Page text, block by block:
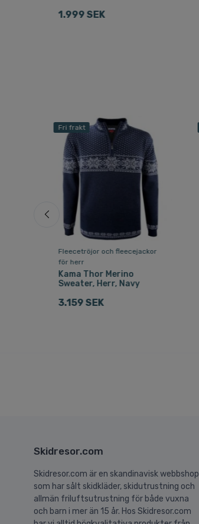
1.999 SEK
Fri frakt
Fleecetröjor och fleecejackor
för herr
Kama Thor Merino
Sweater, Herr, Navy
3.159 SEK
Skidresor.com
Skidresor.com är en skandinavisk webbshop
som har sålt skidkläder, skidutrustning och
allmän friluftsutrustning för både vuxna
och barn i mer än 15 år. Hos Skidresor.com